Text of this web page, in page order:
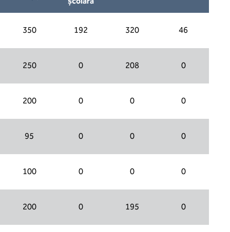
350 192 320 46
250 0 208 0
200 0 0 0
95 0 0 0
100 0 0 0
200 0 195 0